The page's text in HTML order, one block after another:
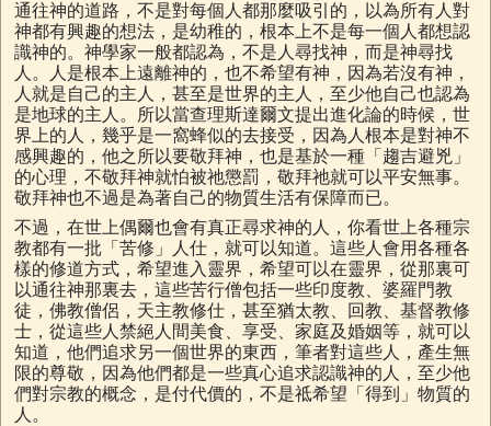
通往神的道路，不是對每個人都那麼吸引的，以為所有人對
神都有興趣的想法，是幼稚的，根本上不是每一個人都想認
識神的。神學家一般都認為，不是人尋找神，而是神尋找
人。人是根本上遠離神的，也不希望有神，因為若沒有神，
人就是自己的主人，甚至是世界的主人，至少他自己也認為
是地球的主人。所以當查理斯達爾文提出進化論的時候，世
界上的人，幾乎是一窩蜂似的去接受，因為人根本是對神不
感興趣的，他之所以要敬拜神，也是基於一種「趨吉避兇」
的心理，不敬拜神就怕被祂懲罰，敬拜祂就可以平安無事。
敬拜神也不過是為著自己的物質生活有保障而已。
不過，在世上偶爾也會有真正尋求神的人，你看世上各種宗
教都有一批「苦修」人仕，就可以知道。這些人會用各種各
樣的修道方式，希望進入靈界，希望可以在靈界，從那裏可
以通往神那裏去，這些苦行僧包括一些印度教、婆羅門教
徒，佛教僧侶，天主教修仕，甚至猶太教、回教、基督教修
士，從這些人禁絕人間美食、享受、家庭及婚姻等，就可以
知道，他們追求另一個世界的東西，筆者對這些人，產生無
限的尊敬，因為他們都是一些真心追求認識神的人，至少他
們對宗教的概念，是付代價的，不是祗希望「得到」物質的
人。